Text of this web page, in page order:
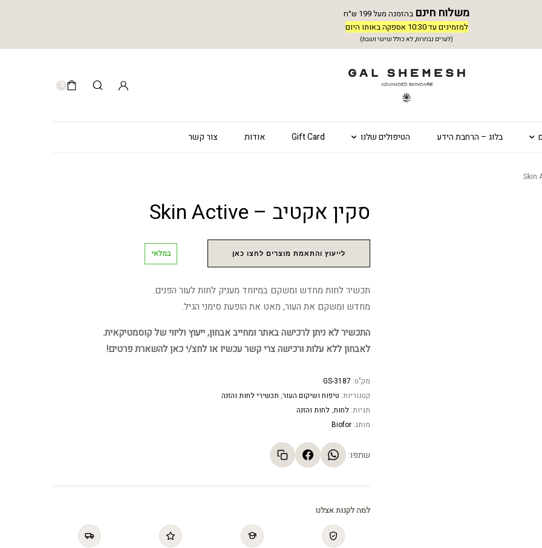
משלוח חינם בהזמנה מעל 199 ש״ח
למזמינים עד 10:30 אספקה באותו היום
(לערים נבחרות, לא כולל שישי ושבת)
0
בלוג – הרחבת הידע הטיפולים שלנו Gift Card אודות צור קשר
סקין אקטיב – Skin Active
לייעוץ והתאמת מוצרים לחצו כאן במלאי
תכשיר לחות מחדש ומשקם במיוחד מעניק לחות לעור הפנים.
מחדש ומשקם את העור, מאט את הופעת סימני הגיל.
התכשיר לא ניתן לרכישה באתר ומחייב אבחון, ייעוץ וליווי של קוסמטיקאית.
לאבחון ללא עלות ורכישה צרי קשר עכשיו או לחצ/י כאן להשארת פרטים!
מק"ט: GS-3187
קטגוריות: טיפוח ושיקום העור, תכשירי לחות והזנה
תגיות: לחות,לחות והזנה
מותג: Biofor
שתפו:
למה לקנות אצלנו